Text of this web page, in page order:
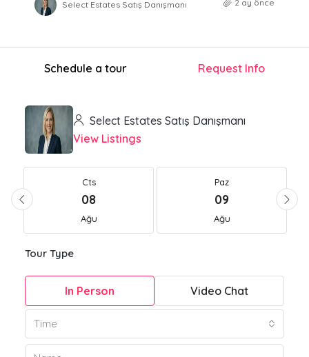
Select Estates Satış Danışmanı 2 ay önce
Schedule a tour Request Info
Select Estates Satış Danışmanı
View Listings
Cts
08
Ağu
Paz
09
Ağu
Tour Type
In Person Video Chat
Time